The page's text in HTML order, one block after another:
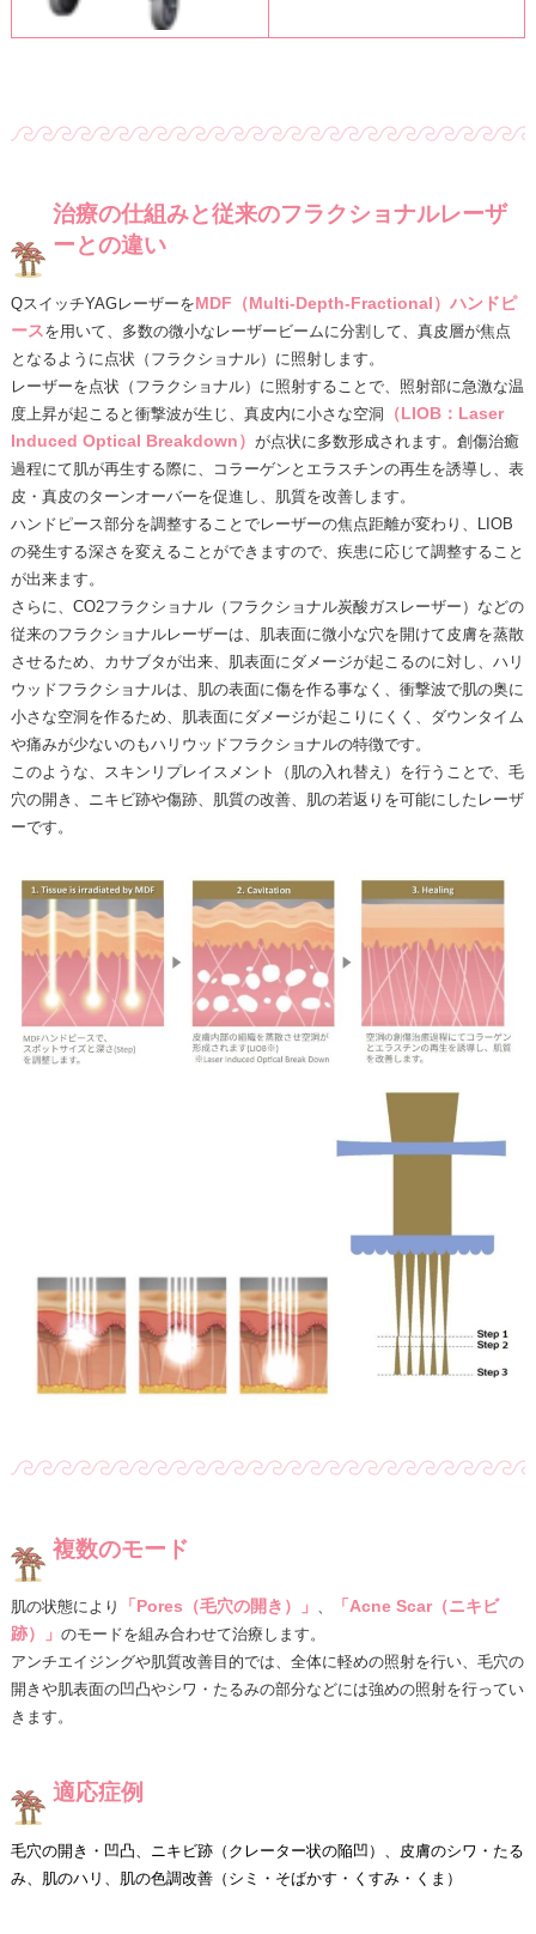
治療の仕組みと従来のフラクショナルレーザ
ーとの違い
QスイッチYAGレーザーをMDF （Multi-Depth-Fractional）ハンドピ
ースを用いて、多数の微小なレーザービームに分割して、真皮層が焦点
となるように点状（フラクショナル）に照射します。
レーザーを点状（フラクショナル）に照射することで、照射部に急激な温
度上昇が起こると衝撃波が生じ、真皮内に小さな空洞 （LIOB：Laser
Induced Optical Breakdown） が点状に多数形成されます。創傷治癒
過程にて肌が再生する際に、コラーゲンとエラスチンの再生を誘導し、表
皮・真皮のターンオーバーを促進し、肌質を改善します。
ハンドピース部分を調整することでレーザーの焦点距離が変わり、LIOB
の発生する深さを変えることができますので、疾患に応じて調整すること
が出来ます。
さらに、CO2フラクショナル（フラクショナル炭酸ガスレーザー）などの
従来のフラクショナルレーザーは、肌表面に微小な穴を開けて皮膚を蒸散
させるため、カサブタが出来、肌表面にダメージが起こるのに対し、ハリ
ウッドフラクショナルは、肌の表面に傷を作る事なく、衝撃波で肌の奥に
小さな空洞を作るため、肌表面にダメージが起こりにくく、ダウンタイム
や痛みが少ないのもハリウッドフラクショナルの特徴です。
このような、スキンリプレイスメント（肌の入れ替え）を行うことで、毛
穴の開き、ニキビ跡や傷跡、肌質の改善、肌の若返りを可能にしたレーザ
ーです。
複数のモード
肌の状態により 「Pores（毛穴の開き）」 、
「Acne Scar（ニキビ
跡）」 のモードを組み合わせて治療します。
アンチエイジングや肌質改善目的では、全体に軽めの照射を行い、毛穴の
開きや肌表面の凹凸やシワ・たるみの部分などには強めの照射を行ってい
きます。
適応症例
毛穴の開き・凹凸、ニキビ跡（クレーター状の陥凹）、皮膚のシワ・たる
み、肌のハリ、肌の色調改善（シミ・そばかす・くすみ・くま）